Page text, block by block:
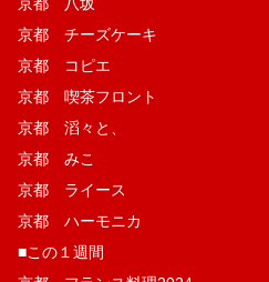
京都 チーズケーキ
京都 コピエ
京都 喫茶フロント
京都 滔々と、
京都 みこ
京都 ライース
京都 ハーモニカ
■この１週間